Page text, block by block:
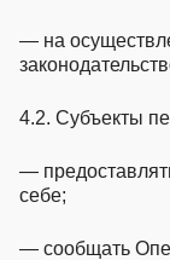
— на
4.2. Субъекты
—
себе;
— сообщать